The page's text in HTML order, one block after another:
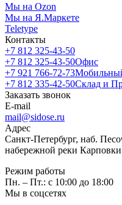
Мы на Ozon
Мы на Я.Маркете
Teletype
Контакты
+7 812 325-43-50
+7 812 325-43-50Офис
+7 921 766-72-73
+7 812 335-42-50Склад и
Заказать звонок
E-mail
mail@sidose.ru
Адрес
Санкт-Петербург, наб.
набережной реки
Режим работы
Пн. – Пт.: с 10:00 до 18:00
Мы в соцсетях